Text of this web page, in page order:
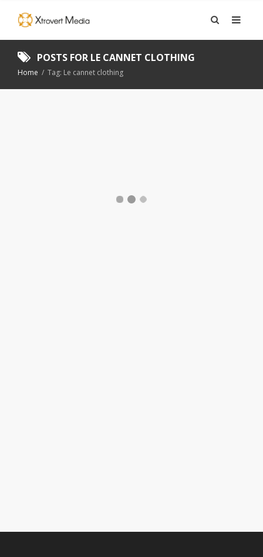
POSTS FOR LE CANNET CLOTHING
Home / Tag: Le cannet clothing
MANUAL HJÄLPA DIG I